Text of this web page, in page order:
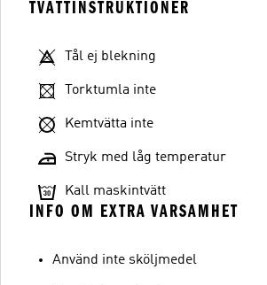
TVÄTTINSTRUKTIONER
Tål ej blekning
Torktumla inte
Kemtvätta inte
Stryk med låg temperatur
Kall maskintvätt
INFO OM EXTRA VARSAMHET
Använd inte sköljmedel